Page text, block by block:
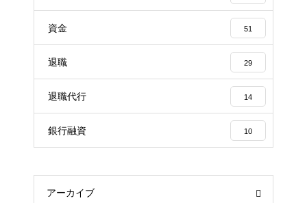
資金 51
退職 29
退職代行 14
銀行融資 10
アーカイブ